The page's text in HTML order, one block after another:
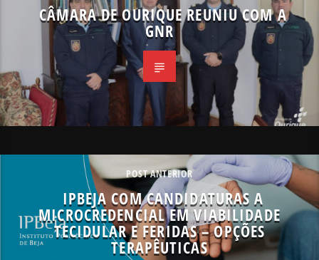
CÂMARA DE OURIQUE REUNIU COM A
GNR
POST ANTERIOR
IPBEJA COM CANDIDATURAS A
MICROCREDENCIAL EM VIABILIDADE
TECIDULAR E FERIDAS – OPÇÕES
TERAPÊUTICAS